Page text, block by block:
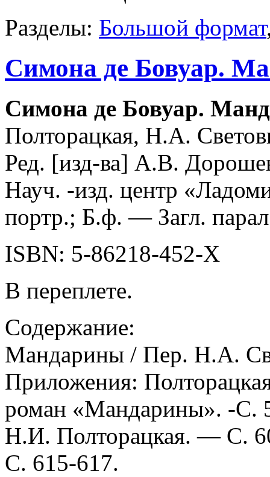
Разделы: Большой формат
Симона де Бовуар.
Симона де Бовуар.
Полторацкая, H.A.
Ред. [изд-ва] A.B.
Науч. -изд. центр
портр.; Б.ф. — Загл.
ISBN: 5-86218-452-X
В переплете.
Содержание:
Мандарины / Пер. H.A.
Приложения:
роман «Мандарины». -С.
Н.И. Полторацкая. — С.
С. 615-617.